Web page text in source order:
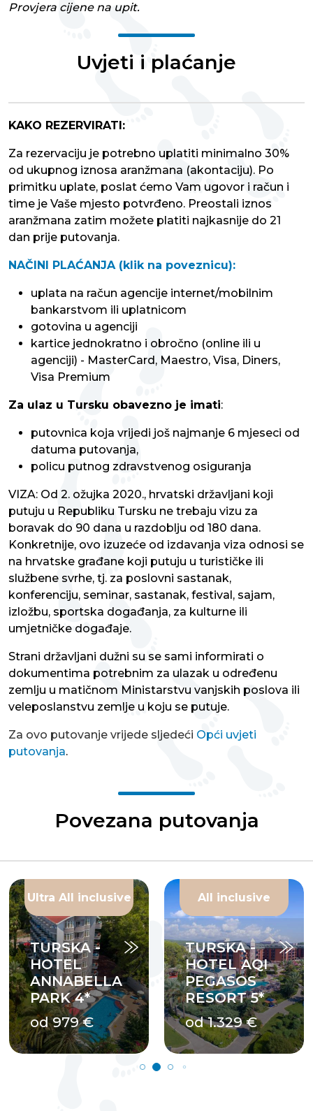
Provjera cijene na upit.
Uvjeti i plaćanje
KAKO REZERVIRATI:
Za rezervaciju je potrebno uplatiti minimalno 30%
od ukupnog iznosa aranžmana (akontaciju). Po
primitku uplate, poslat ćemo Vam ugovor i račun i
time je Vaše mjesto potvrđeno. Preostali iznos
aranžmana zatim možete platiti najkasnije do 21
dan prije putovanja.
NAČINI PLAĆANJA (klik na poveznicu):
uplata na račun agencije internet/mobilnim
bankarstvom ili uplatnicom
gotovina u agenciji
kartice jednokratno i obročno (online ili u
agenciji) - MasterCard, Maestro, Visa, Diners,
Visa Premium
Za ulaz u Tursku obavezno je imati:
putovnica koja vrijedi još najmanje 6 mjeseci od
datuma putovanja,
policu putnog zdravstvenog osiguranja
VIZA: Od 2. ožujka 2020., hrvatski državljani koji
putuju u Republiku Tursku ne trebaju vizu za
boravak do 90 dana u razdoblju od 180 dana.
Konkretnije, ovo izuzeće od izdavanja viza odnosi se
na hrvatske građane koji putuju u turističke ili
službene svrhe, tj. za poslovni sastanak,
konferenciju, seminar, sastanak, festival, sajam,
izložbu, sportska događanja, za kulturne ili
umjetničke događaje.
Strani državljani dužni su se sami informirati o
dokumentima potrebnim za ulazak u određenu
zemlju u matičnom Ministarstvu vanjskih poslova ili
veleposlanstvu zemlje u koju se putuje.
Za ovo putovanje vrijede sljedeći Opći uvjeti
putovanja.
Povezana putovanja
Ultra All inclusive
TURSKA -
HOTEL
ANNABELLA
PARK 4*
od 979 €
All inclusive
TURSKA -
HOTEL AQI
PEGASOS
RESORT 5*
od 1.329 €